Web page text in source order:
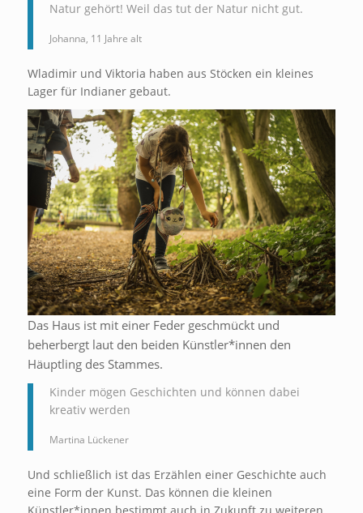
Natur gehört! Weil das tut der Natur nicht gut.
Johanna, 11 Jahre alt
Wladimir und Viktoria haben aus Stöcken ein kleines
Lager für Indianer gebaut.
Das Haus ist mit einer Feder geschmückt und
beherbergt laut den beiden Künstler*innen den
Häuptling des Stammes.
Kinder mögen Geschichten und können dabei
kreativ werden
Martina Lückener
Und schließlich ist das Erzählen einer Geschichte auch
eine Form der Kunst. Das können die kleinen
Künstler*innen bestimmt auch in Zukunft zu weiteren